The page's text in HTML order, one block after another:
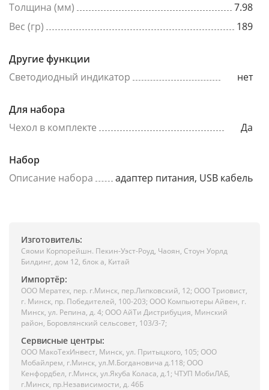
Толщина (мм)
7.98
Вес (гр)
189
Другие функции
Светодиодный индикатор
нет
Для набора
Чехол в комплекте
Да
Набор
Описание набора
адаптер питания, USB кабель
Изготовитель:
Сяоми Корпорейшн. Пекин-Уэст-Роуд, Чаоян, Стоун Уорлд
Билдинг, дом 12, блок а, Китай
Импортёр:
ООО Мератех, пер. г.Минск, пер.Липковский, 12; ООО Триовист,
г. Минск, пр. Победителей, 100-203; ООО Компьютеры Айвен, г.
Минск, ул. Репина, д. 4; ООО АйТи Дистрибуция, Минский
район, Боровлянский сельсовет, 103/3-7;
Сервисные центры:
ООО МакоТехИнвест, Минск, ул. Притыцкого, 105; ООО
Мобайлрем, г.Минск, ул.М.Богдановича д.118; ООО
Кенфордбел, г.Минск, ул.Якуба Коласа, д.1; ЧТУП МобиЛАБ,
г.Минск, пр.Независимости, д. 46Б